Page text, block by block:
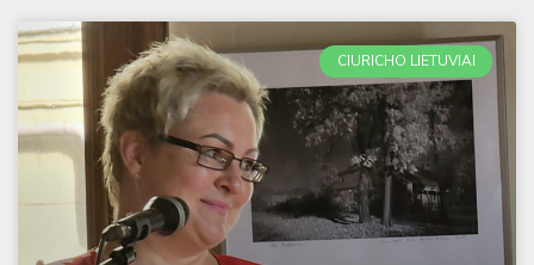
CIURICHO LIETUVIAI